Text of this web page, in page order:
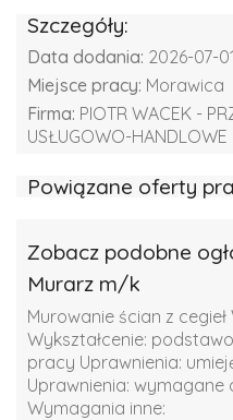
Szczegóły:
Data dodania: 2026-07-
Miejsce pracy: Morawica
Firma: PIOTR WACEK -
USŁUGOWO-
Powiązane oferty
Zobacz podobne
Murarz m/k
Murowanie ścian z
Wykształcenie:
pracy Uprawnienia:
Uprawnienia:
Wymagania inne: